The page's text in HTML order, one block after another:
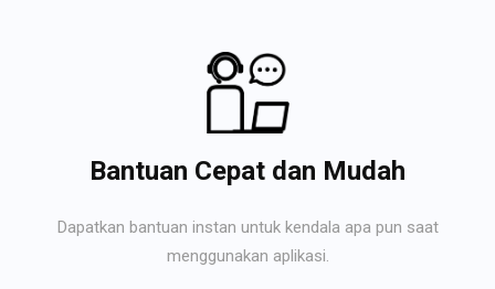
Bantuan Cepat dan Mudah
Dapatkan bantuan instan untuk kendala apa pun saat
menggunakan aplikasi.